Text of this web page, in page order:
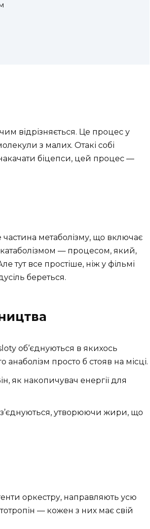
відрізняється. Це процес у
з малих. Отакі собі
біцепси, цей процес —
метаболізму, що включає
катаболізмом — процесом, який,
тут все простіше, ніж у фільмі
береться.
об’єднуються в якихось
просто б стояв на місці.
як накопичувач енергії для
з’єднуються, утворюючи жири, що
оркестру, направляють усю
— кожен з них має свій